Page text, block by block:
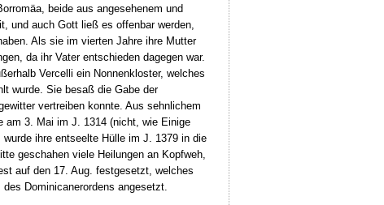
beide aus angesehenem und
und auch Gott ließ es offenbar werden,
Als sie im vierten Jahre ihre Mutter
da ihr Vater entschieden dagegen war.
Vercelli ein Nonnenkloster, welches
wurde. Sie besaß die Gabe der
vertreiben konnte. Aus sehnlichem
am 3. Mai im J. 1314 (nicht, wie Einige
ihre entseelte Hülle im J. 1379 in die
geschahen viele Heilungen an Kopfweh,
auf den 17. Aug. festgesetzt, welches
Dominicanerordens angesetzt.